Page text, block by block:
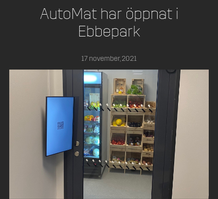
AutoMat har öppnat i
Ebbepark
17 november, 2021